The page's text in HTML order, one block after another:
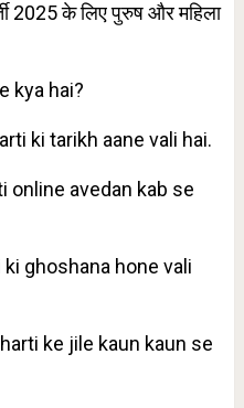
2025 के लिए पुरुष और महिला
kya hai?
ki tarikh aane vali hai.
online avedan kab se
ghoshana hone vali
ke jile kaun kaun se